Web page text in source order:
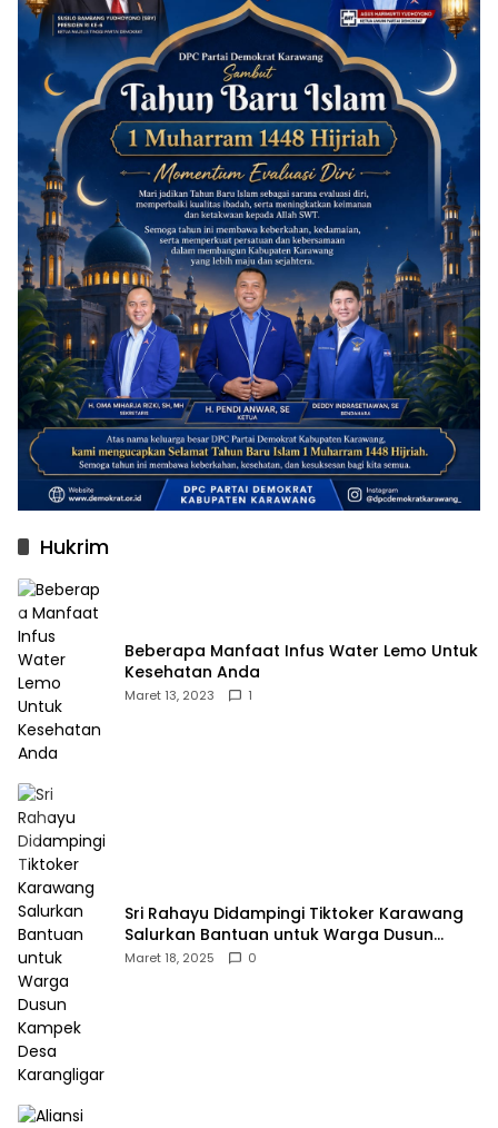
Hukrim
Beberapa Manfaat Infus Water Lemo Untuk
Kesehatan Anda
Maret 13, 2023 1
Sri Rahayu Didampingi Tiktoker Karawang
Salurkan Bantuan untuk Warga Dusun
Kampek Desa Karangligar
Maret 18, 2025 0